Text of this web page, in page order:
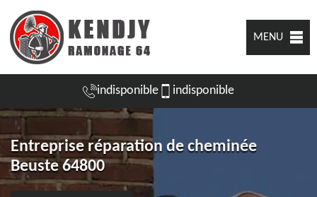
MENU
indisponible indisponible
Entreprise réparation de cheminée
Beuste 64800